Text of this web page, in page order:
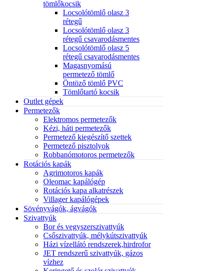
tömlőkocsik
Locsolótömlő olasz 3
rétegű
Locsolótömlő olasz 3
rétegű csavarodásmentes
Locsolótömlő olasz 5
rétegű csavarodásmentes
Magasnyomású
permetező tömlő
Öntöző tömlő PVC
Tömlőtartó kocsik
Outlet gépek
Permetezők
Elektromos permetezők
Kézi, háti permetezők
Permetező kiegészítő szettek
Permetező pisztolyok
Robbanómotoros permetezők
Rotációs kapák
Agrimotoros kapák
Oleomac kapálógép
Rotációs kapa alkatrészek
Villager kapálógépek
Sövényvágók, ágvágók
Szivattyúk
Bor és vegyszerszivattyúk
Csőszivattyúk, mélykútszivattyúk
Házi vízellátó rendszerek,hirdrofor
JET rendszerű szivattyúk, gázos
vízhez